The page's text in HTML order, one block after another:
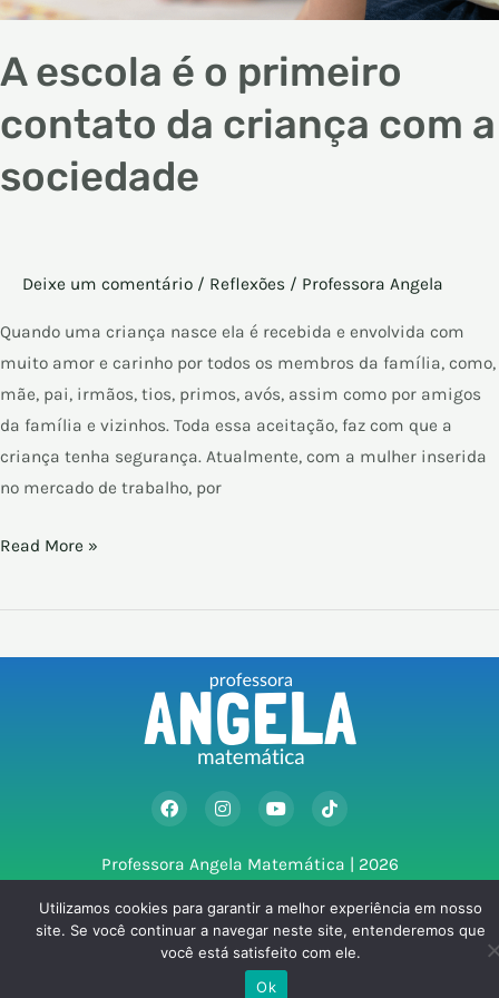
A escola é o primeiro
contato da criança com a
sociedade
Deixe um comentário / Reflexões / Professora Angela
Quando uma criança nasce ela é recebida e envolvida com
muito amor e carinho por todos os membros da família, como,
mãe, pai, irmãos, tios, primos, avós, assim como por amigos
da família e vizinhos. Toda essa aceitação, faz com que a
criança tenha segurança. Atualmente, com a mulher inserida
no mercado de trabalho, por
Read More »
F
a
b
o
o
k
I
n
a
g
r
a
m
Y
o
u
b
e
T
i
o
k
Professora Angela Matemática | 2026
Utilizamos cookies para garantir a melhor experiência em nosso
site. Se você continuar a navegar neste site, entenderemos que
você está satisfeito com ele.
Ok